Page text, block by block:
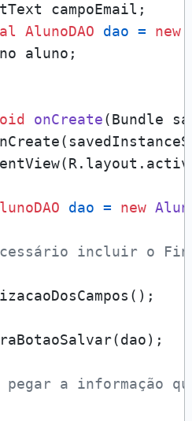
campoEmail;
AlunoDAO dao = new
aluno;
onCreate(Bundle
dao = new
incluir o
a informação